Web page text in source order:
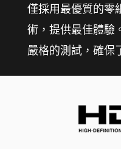
僅採用最優質的零
術，提供最佳體驗
嚴格的測試，確保